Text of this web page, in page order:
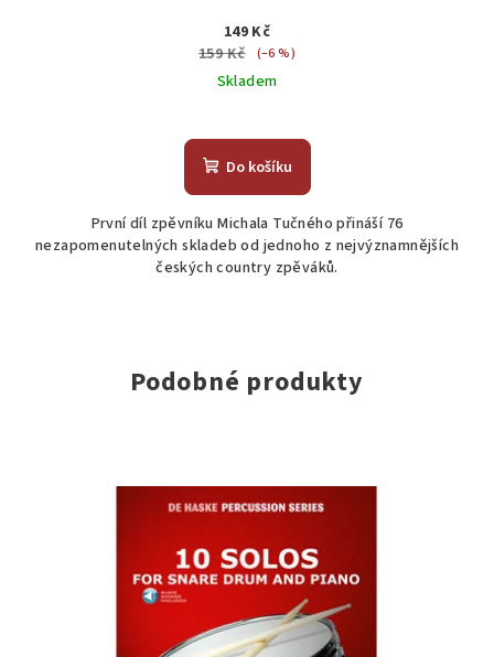
149 Kč
159 Kč
(–6 %)
Skladem
hodnocení
produktu
z
5
hvězdiček.
Do košíku
První díl zpěvníku Michala Tučného přináší 76
nezapomenutelných skladeb od jednoho z nejvýznamnějších
českých country zpěváků.
Podobné produkty